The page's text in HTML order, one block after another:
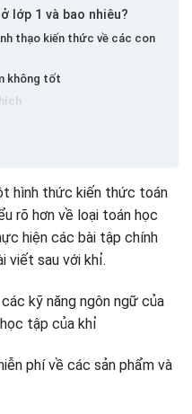
lớp 1 và bao nhiêu?
thạo kiến ​​thức về các con
không tốt
cấp 1 một cách hiệu
bài học
như một công cụ để
mỗi ngày
vài bài tập toán cho
hình thức kiến ​​thức toán
rõ hơn về loại toán học
hiện các bài tập chính
viết sau với khỉ.
kỹ năng ngôn ngữ của
tập của khỉ
phí về các sản phẩm và